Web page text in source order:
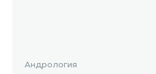
Андрология